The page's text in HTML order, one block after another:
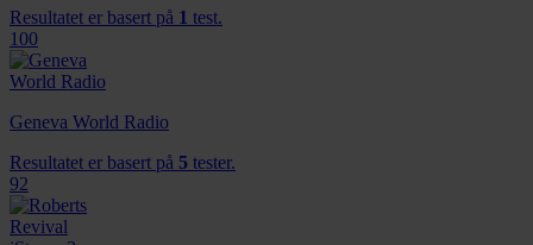
Resultatet er basert på 1 test.
100
Geneva World Radio
Resultatet er basert på 5 tester.
92